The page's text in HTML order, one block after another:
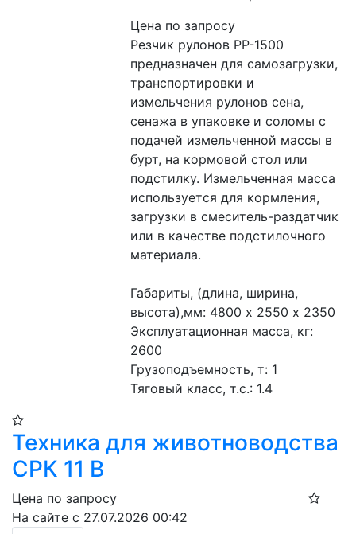
Цена по запросу
Резчик рулонов РР-1500
предназначен для самозагрузки,
транспортировки и
измельчения рулонов сена,
сенажа в упаковке и соломы с
подачей измельченной массы в
бурт, на кормовой стол или
подстилку. Измельченная масса
используется для кормления,
загрузки в смеситель-раздатчик
или в качестве подстилочного
материала.
Габариты, (длина, ширина,
высота),мм: 4800 х 2550 х 2350
Эксплуатационная масса, кг:
2600
Грузоподъемность, т: 1
Тяговый класс, т.с.: 1.4
Техника для животноводства
СРК 11 В
Цена по запросу
На сайте с 27.07.2026 00:42